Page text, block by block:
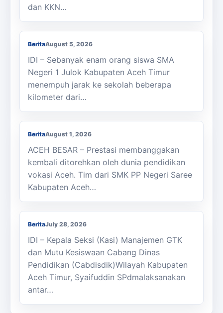
dan KKN…
Berjalan Kaki ke Sekolah, Enam Siswa
SMAN 1 Julok Butuh Sepeda
BeritaAugust 5, 2026
IDI – Sebanyak enam orang siswa SMA
Negeri 1 Julok Kabupaten Aceh Timur
menempuh jarak ke sekolah beberapa
kilometer dari…
Membanggakan, Siswa SMK PPN Saree
Raih Juara LKS Nasional 2026
BeritaAugust 1, 2026
ACEH BESAR – Prestasi membanggakan
kembali ditorehkan oleh dunia pendidikan
vokasi Aceh. Tim dari SMK PP Negeri Saree
Kabupaten Aceh…
Kasi Cabdisdik Kabupaten Aceh Timur
Antar Tugas Kepala SMKN 1 Julok
BeritaJuly 28, 2026
IDI – Kepala Seksi (Kasi) Manajemen GTK
dan Mutu Kesiswaan Cabang Dinas
Pendidikan (Cabdisdik)Wilayah Kabupaten
Aceh Timur, Syaifuddin SPdmalaksanakan
antar…